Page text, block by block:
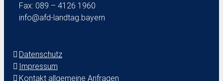
Fax: 089 – 4126 1960
info@afd-landtag.bayern
Datenschutz
Impressum
Kontakt allgemeine Anfragen